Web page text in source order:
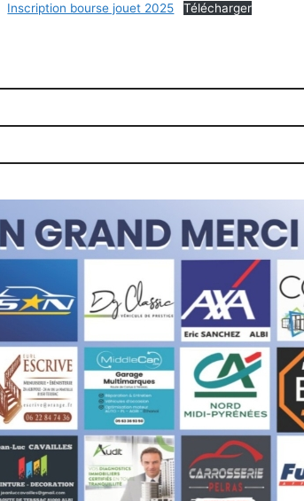
Inscription bourse jouet 2025 Télécharger